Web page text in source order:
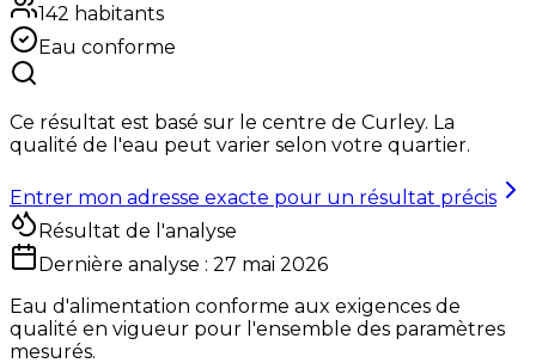
142 habitants
Eau conforme
Ce résultat est basé sur le centre de Curley. La
qualité de l'eau peut varier selon votre quartier.
Entrer mon adresse exacte pour un résultat précis
Résultat de l'analyse
Dernière analyse : 27 mai 2026
Eau d'alimentation conforme aux exigences de
qualité en vigueur pour l'ensemble des paramètres
mesurés.